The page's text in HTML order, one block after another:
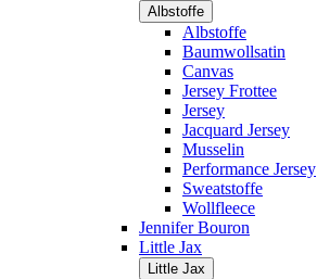
Albstoffe
Albstoffe
Baumwollsatin
Canvas
Jersey Frottee
Jersey
Jacquard Jersey
Musselin
Performance Jersey
Sweatstoffe
Wollfleece
Jennifer Bouron
Little Jax
Little Jax